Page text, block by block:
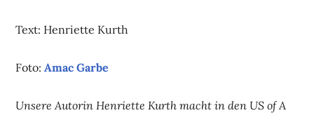
Text: Henriette Kurth
Foto:Amac Garbe
Unsere Autorin Henriette Kurth macht in den US of A